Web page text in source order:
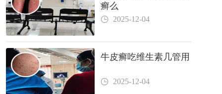
癣么
2025-12-04
牛皮癣吃维生素几管用
2025-12-04